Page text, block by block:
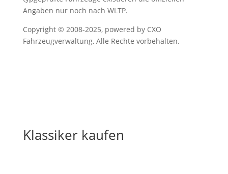
Angaben nur noch nach WLTP.
Copyright © 2008-2025, powered by CXO
Fahrzeugverwaltung, Alle Rechte vorbehalten.
Klassiker kaufen